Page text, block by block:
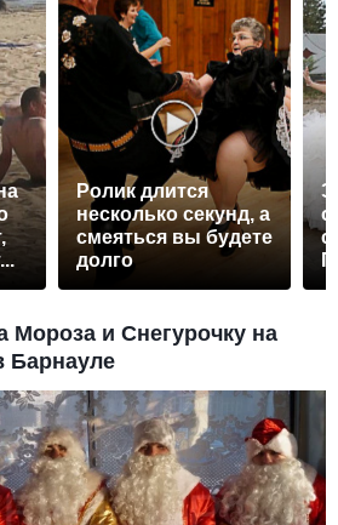
Ролик длится
несколько секунд, а
смеяться вы будете
долго
Мороза и Снегурочку на
Барнауле